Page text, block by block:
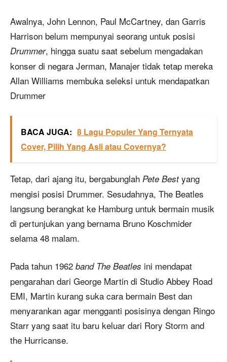
Awalnya, John Lennon, Paul McCartney, dan Garris
Harrison belum mempunyai seorang untuk posisi
Drummer, hingga suatu saat sebelum mengadakan
konser di negara Jerman, Manajer tidak tetap mereka
Allan Williams membuka seleksi untuk mendapatkan
Drummer
BACA JUGA: 8 Lagu Populer Yang Ternyata
Cover, Pilih Yang Asli atau Covernya?
Tetap, dari ajang itu, bergabunglah Pete Bestyang
mengisi posisi Drummer. Sesudahnya, The Beatles
langsung berangkat ke Hamburg untuk bermain musik
di pertunjukan yang bernama Bruno Koschmider
selama 48 malam.
Pada tahun 1962 band The Beatles ini mendapat
pengarahan dari George Martin di Studio Abbey Road
EMI, Martin kurang suka cara bermain Best dan
menyarankan agar mengganti posisinya dengan Ringo
Starr yang saat itu baru keluar dari Rory Storm and
the Hurricanse.